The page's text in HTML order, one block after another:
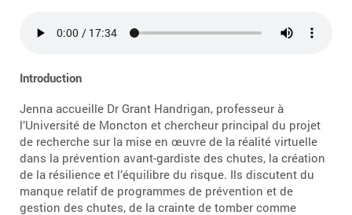
Introduction
Jenna accueille Dr Grant Handrigan, professeur à
l’Université de Moncton et chercheur principal du projet
de recherche sur la mise en œuvre de la réalité virtuelle
dans la prévention avant-gardiste des chutes, la création
de la résilience et l’équilibre du risque. Ils discutent du
manque relatif de programmes de prévention et de
gestion des chutes, de la crainte de tomber comme